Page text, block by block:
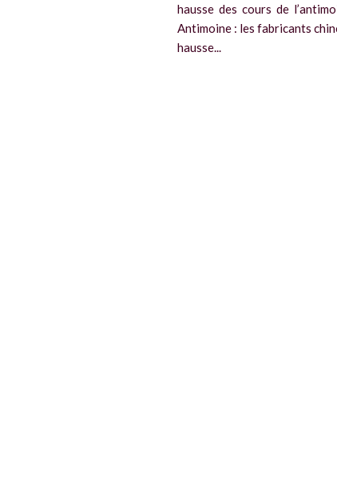
hausse des cours de
Antimoine : les fabricants
hausse...